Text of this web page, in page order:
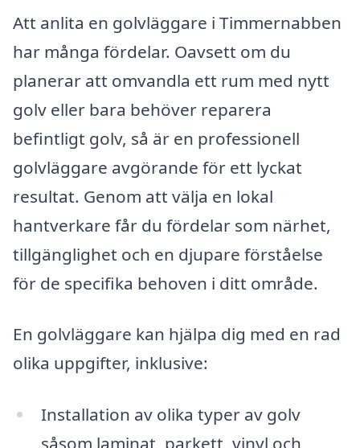
Att anlita en golvläggare i Timmernabben
har många fördelar. Oavsett om du
planerar att omvandla ett rum med nytt
golv eller bara behöver reparera
befintligt golv, så är en professionell
golvläggare avgörande för ett lyckat
resultat. Genom att välja en lokal
hantverkare får du fördelar som närhet,
tillgänglighet och en djupare förståelse
för de specifika behoven i ditt område.
En golvläggare kan hjälpa dig med en rad
olika uppgifter, inklusive:
Installation av olika typer av golv
såsom laminat, parkett, vinyl och